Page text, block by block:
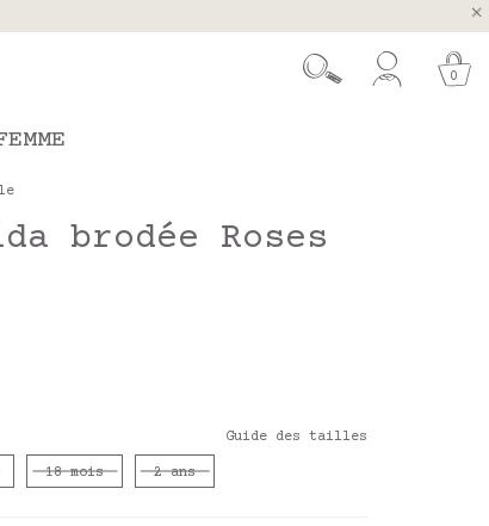
0
brodée Roses
Guide des tailles
18 mois 2 ans